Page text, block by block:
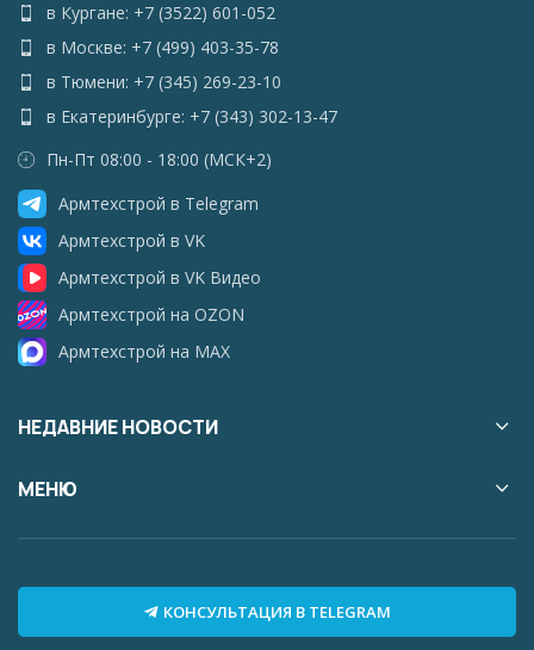
в Кургане: +7 (3522) 601-052
в Москве: +7 (499) 403-35-78
в Тюмени: +7 (345) 269-23-10
в Екатеринбурге: +7 (343) 302-13-47
Пн-Пт 08:00 - 18:00 (МСК+2)
Армтехстрой в Telegram
Армтехстрой в VK
Армтехстрой в VK Видео
Армтехстрой на OZON
Армтехстрой на MAX
НЕДАВНИЕ НОВОСТИ
МЕНЮ
КОНСУЛЬТАЦИЯ В TELEGRAM